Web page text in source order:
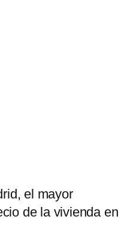
el mayor
de la vivienda en